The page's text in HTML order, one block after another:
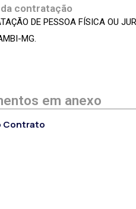
contratação
DE PESSOA FÍSICA OU
MG.
em anexo
Contrato